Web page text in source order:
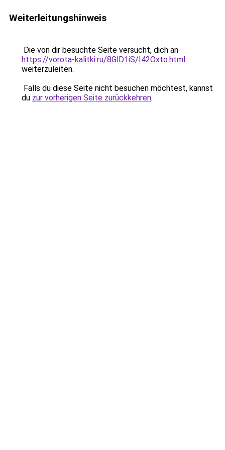
Weiterleitungshinweis
Die von dir besuchte Seite versucht, dich an
https://vorota-kalitki.ru/8GlD1iS/I42Oxto.html
weiterzuleiten.
Falls du diese Seite nicht besuchen möchtest, kannst
du zur vorherigen Seite zurückkehren.